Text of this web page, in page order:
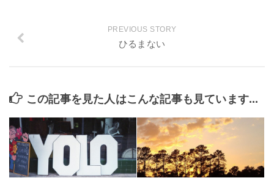
PREVIOUS STORY
ひるまない
この記事を見た人はこんな記事も見ています...